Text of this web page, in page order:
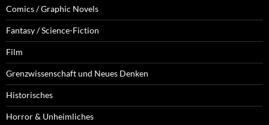
Comics / Graphic Novels
Fantasy / Science-Fiction
Film
Grenzwissenschaft und Neues Denken
Historisches
Horror & Unheimliches